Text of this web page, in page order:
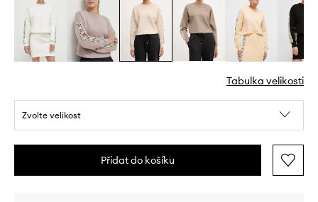
Tabulka velikosti
Zvolte velikost
Přidat do košíku